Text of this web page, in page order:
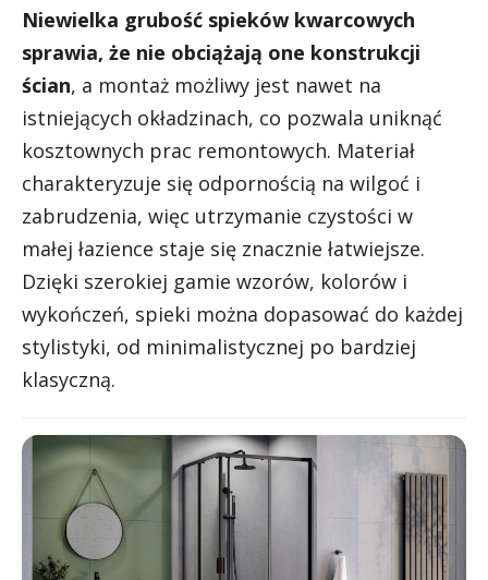
Niewielka grubość spieków kwarcowych
sprawia, że nie obciążają one konstrukcji
ścian, a montaż możliwy jest nawet na
istniejących okładzinach, co pozwala uniknąć
kosztownych prac remontowych. Materiał
charakteryzuje się odpornością na wilgoć i
zabrudzenia, więc utrzymanie czystości w
małej łazience staje się znacznie łatwiejsze.
Dzięki szerokiej gamie wzorów, kolorów i
wykończeń, spieki można dopasować do każdej
stylistyki, od minimalistycznej po bardziej
klasyczną.